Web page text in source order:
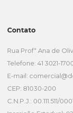
Contato
Rua Profª Ana de
Telefone: 41 3021-
E-mail:
CEP: 81030-200
C.N.P.J.: 00.111.511/